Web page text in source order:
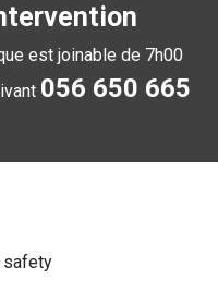
est joinable de 7h00
056 650 665
safety